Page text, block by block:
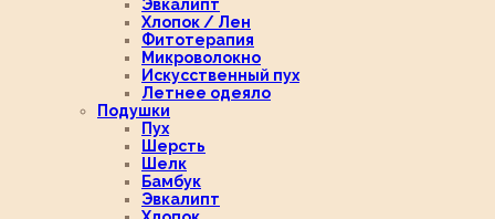
Эвкалипт
Хлопок / Лен
Фитотерапия
Микроволокно
Искусственный пух
Летнее одеяло
Подушки
Пух
Шерсть
Шелк
Бамбук
Эвкалипт